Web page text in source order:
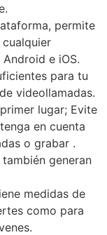
permite
e iOS.
para tu
videollamadas.
lugar; Evite
en cuenta
o grabar .
generan
medidas de
como para